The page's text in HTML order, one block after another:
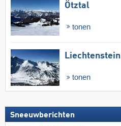
Ötztal
tonen
Liechtenstein
tonen
Sneeuwberichten